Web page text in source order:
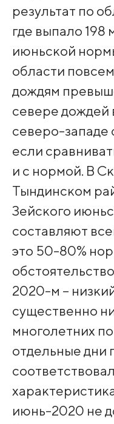
результат по
где выпало 198
июньской
области
дождям
севере дождей
северо-западе
если
и с нормой. В
Тындинском
Зейского
составляют
это 50-80%
2020-м –
существенно
многолетних
отдельные дни
июнь-2020 не